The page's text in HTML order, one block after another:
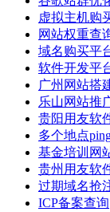
虚拟主机购
网站权重查
域名购买平
软件开发平
广州网站搭
乐山网站推
贵阳用友软
多个地点
基金培训网
贵州用友软
过期域名抢
ICP备案查询